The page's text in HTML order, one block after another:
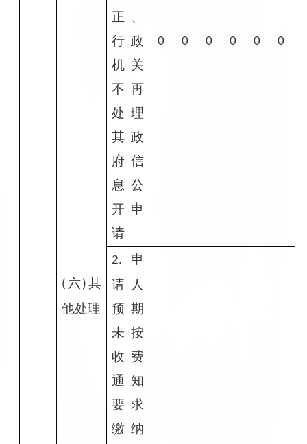
( 六) 其
他处理
正、
行政
机关
不再
处理
其政
府信
息公
开申
请
0 0 0 0 0 0
2.
申
请人
预期
未按
收费
通知
要求
缴纳